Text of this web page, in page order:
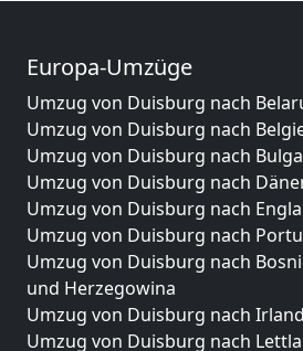
Europa-Umzüge
Umzug von Duisburg nach
Umzug von Duisburg nach
Umzug von Duisburg nach
Umzug von Duisburg nach
Umzug von Duisburg nach
Umzug von Duisburg nach
Umzug von Duisburg nach
und Herzegowina
Umzug von Duisburg nach Irland
Umzug von Duisburg nach